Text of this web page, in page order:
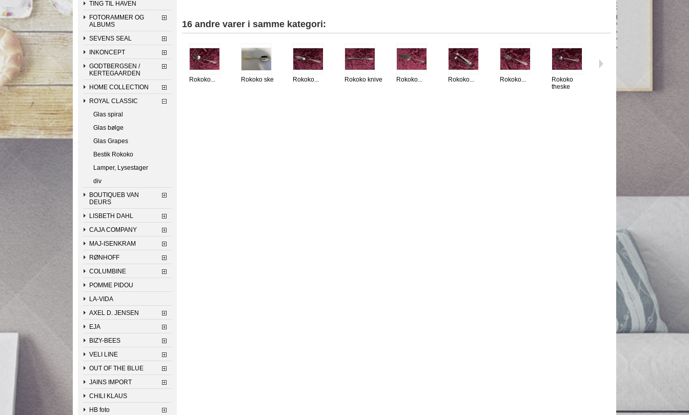
TING TIL HAVEN
FOTORAMMER OG
ALBUMS
SEVENS SEAL
INKONCEPT
GODTBERGSEN /
KERTEGAARDEN
HOME COLLECTION
ROYAL CLASSIC
Glas spiral
Glas bølge
Glas Grapes
Bestik Rokoko
Lamper, Lysestager
div
BOUTIQUEB VAN
DEURS
LISBETH DAHL
CAJA COMPANY
MAJ-ISENKRAM
RØNHOFF
COLUMBINE
POMME PIDOU
LA-VIDA
AXEL D. JENSEN
EJA
BIZY-BEES
VELI LINE
OUT OF THE BLUE
JAINS IMPORT
CHILI KLAUS
HB foto
16 andre varer i samme kategori:
Rokoko... Rokoko ske Rokoko... Rokoko knive Rokoko... Rokoko... Rokoko...
Rokoko
theske